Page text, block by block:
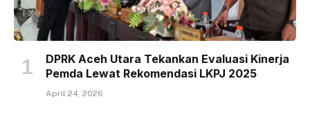
DPRK Aceh Utara Tekankan Evaluasi Kinerja
Pemda Lewat Rekomendasi LKPJ 2025
April 24, 2026